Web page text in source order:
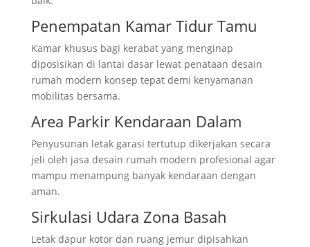
Penempatan Kamar Tidur Tamu
Kamar khusus bagi kerabat yang menginap
diposisikan di lantai dasar lewat penataan desain
rumah modern konsep tepat demi kenyamanan
mobilitas bersama.
Area Parkir Kendaraan Dalam
Penyusunan letak garasi tertutup dikerjakan secara
jeli oleh jasa desain rumah modern profesional agar
mampu menampung banyak kendaraan dengan
aman.
Sirkulasi Udara Zona Basah
Letak dapur kotor dan ruang jemur dipisahkan